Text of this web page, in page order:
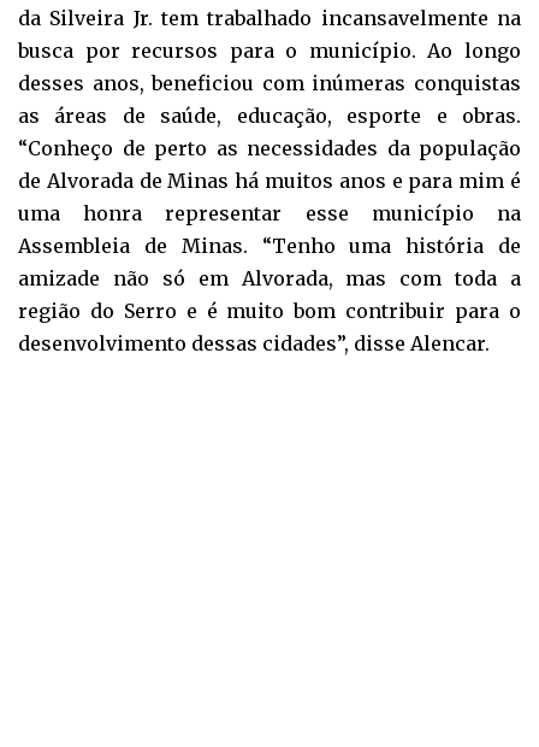
da Silveira Jr. tem trabalhado incansavelmente na
busca por recursos para o município. Ao longo
desses anos, beneficiou com inúmeras conquistas
as áreas de saúde, educação, esporte e obras.
“Conheço de perto as necessidades da população
de Alvorada de Minas há muitos anos e para mim é
uma honra representar esse município na
Assembleia de Minas. “Tenho uma história de
amizade não só em Alvorada, mas com toda a
região do Serro e é muito bom contribuir para o
desenvolvimento dessas cidades”, disse Alencar.